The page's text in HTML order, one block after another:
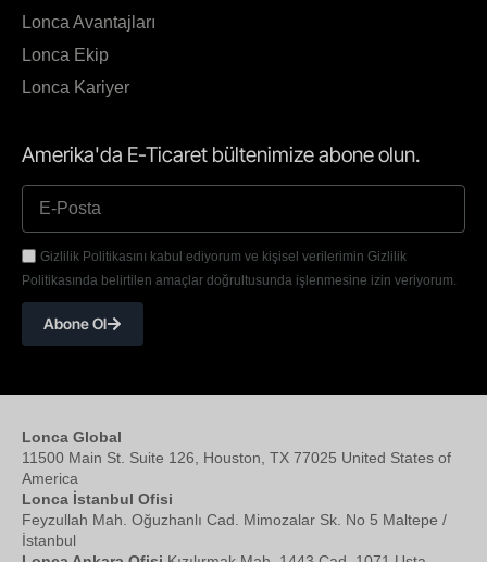
Lonca Avantajları
Lonca Ekip
Lonca Kariyer
Amerika'da E-Ticaret bültenimize abone olun.
Gizlilik Politikasını kabul ediyorum ve kişisel verilerimin Gizlilik
Politikasında belirtilen amaçlar doğrultusunda işlenmesine izin veriyorum.
Abone Ol
Lonca Global
11500 Main St. Suite 126, Houston, TX 77025 United States of
America
Lonca İstanbul Ofisi
Feyzullah Mah. Oğuzhanlı Cad. Mimozalar Sk. No 5 Maltepe /
İstanbul